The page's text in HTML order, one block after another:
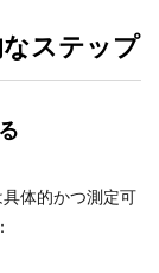
ステップ
体的かつ測定可